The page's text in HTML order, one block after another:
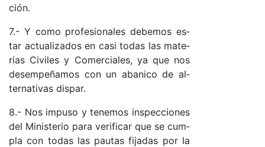
ció­n.
7.- Y co­mo pro­fe­sio­na­les de­be­mos es­
tar ac­tua­li­za­dos en ca­si to­das las ma­te­
rias Ci­vi­les y Co­mer­cia­le­s, ya que nos
de­sem­pe­ña­mos con un aba­ni­co de al­
ter­na­ti­vas dis­pa­r.
8.- Nos im­pu­so y te­ne­mos ins­pec­cio­nes
del Mi­nis­te­rio pa­ra ve­ri­fi­car que se cum­
pla con to­das las pau­tas fi­ja­das por la